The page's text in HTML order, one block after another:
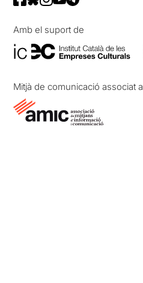
Amb el suport de
Mitjà de comunicació associat a